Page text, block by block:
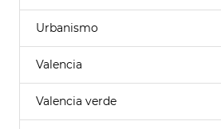
Urbanismo
Valencia
Valencia verde